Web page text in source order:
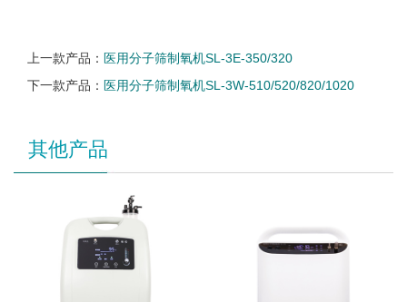
上一款产品： 医用分子筛制氧机SL-3E-350/320
下一款产品： 医用分子筛制氧机SL-3W-510/520/820/1020
其他产品